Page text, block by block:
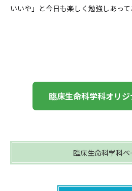
いいや」と今日も楽しく勉強しあって
臨床生命科学科オリ
臨床生命科学科ペ